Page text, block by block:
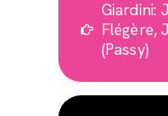
Giardini:
Flégère,
(Passy)